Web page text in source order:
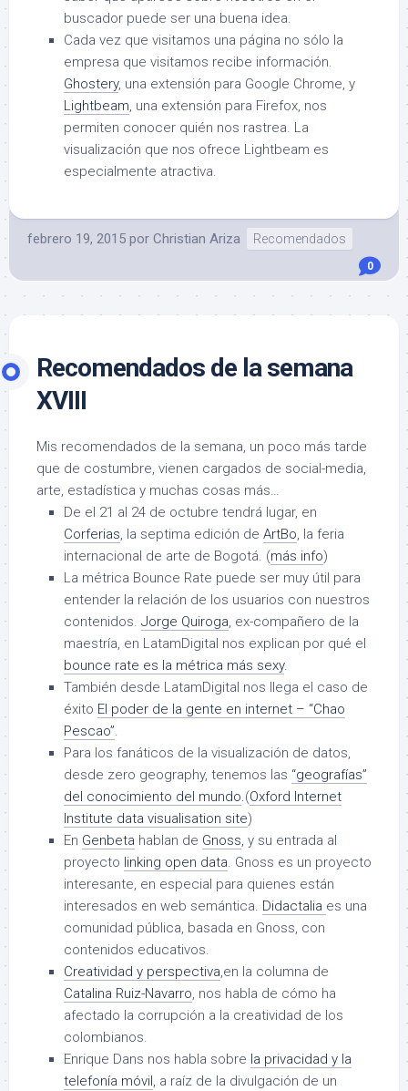
buscador puede ser una buena idea.
Cada vez que visitamos una página no sólo la
empresa que visitamos recibe información.
Ghostery, una extensión para Google Chrome, y
Lightbeam, una extensión para Firefox, nos
permiten conocer quién nos rastrea. La
visualización que nos ofrece Lightbeam es
especialmente atractiva.
febrero 19, 2015 por Christian Ariza Recomendados
0
Recomendados de la semana
XVIII
Mis recomendados de la semana, un poco más tarde
que de costumbre, vienen cargados de social-media,
arte, estadística y muchas cosas más…
De el 21 al 24 de octubre tendrá lugar, en
Corferias, la septima edición de ArtBo, la feria
internacional de arte de Bogotá. (más info)
La métrica Bounce Rate puede ser muy útil para
entender la relación de los usuarios con nuestros
contenidos. Jorge Quiroga, ex-compañero de la
maestría, en LatamDigital nos explican por qué el
bounce rate es la métrica más sexy.
También desde LatamDigital nos llega el caso de
éxito El poder de la gente en internet – “Chao
Pescao”.
Para los fanáticos de la visualización de datos,
desde zero geography, tenemos las “geografías”
del conocimiento del mundo.(Oxford Internet
Institute data visualisation site)
En Genbeta hablan de Gnoss, y su entrada al
proyecto linking open data. Gnoss es un proyecto
interesante, en especial para quienes están
interesados en web semántica. Didactalia es una
comunidad pública, basada en Gnoss, con
contenidos educativos.
Creatividad y perspectiva,en la columna de
Catalina Ruiz-Navarro, nos habla de cómo ha
afectado la corrupción a la creatividad de los
colombianos.
Enrique Dans nos habla sobre la privacidad y la
telefonía móvil, a raíz de la divulgación de un